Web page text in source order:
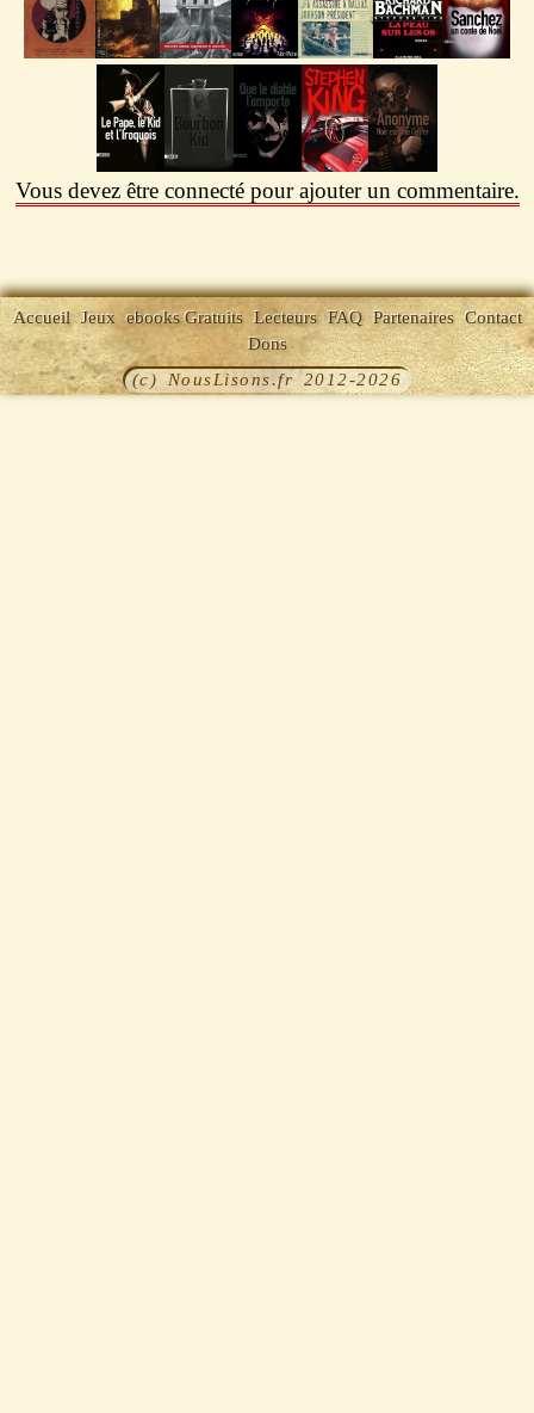
Vous devez être connecté pour ajouter un commentaire.
Accueil Jeux ebooks Gratuits Lecteurs FAQ Partenaires Contact
Dons
(c) NousLisons.fr 2012-2026